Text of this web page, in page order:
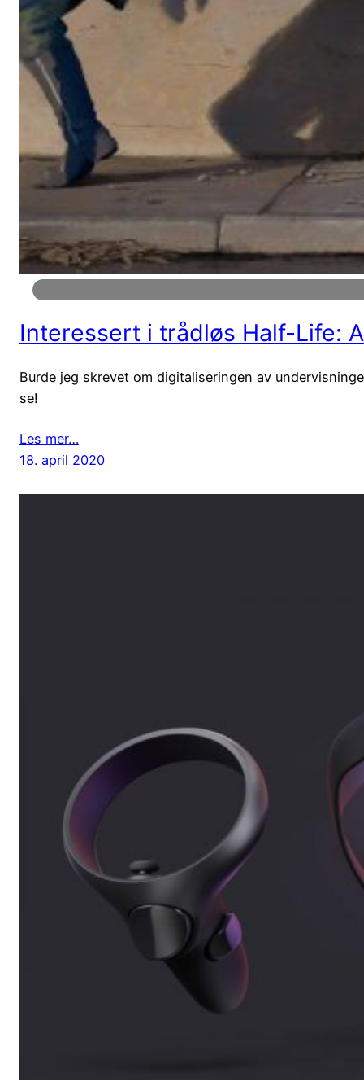
Interessert i trådløs Half-Life:
Burde jeg skrevet om digitaliseringen av
se!
Les mer…
18. april 2020